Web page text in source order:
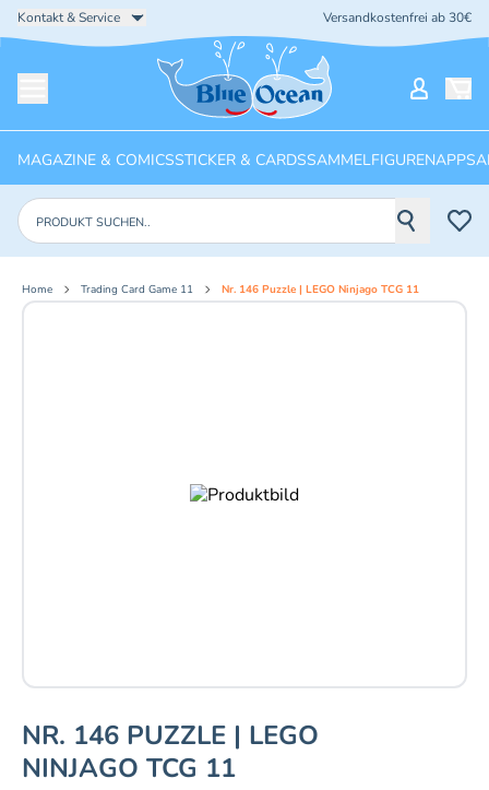
Kontakt & Service Versandkostenfrei ab 30€
Startseite
MAGAZINE & COMICSSTICKER & CARDSSAMMELFIGURENAPPS
Produkte suchen
Home Trading Card Game 11 Nr. 146 Puzzle | LEGO Ninjago TCG 11
NR. 146 PUZZLE | LEGO
NINJAGO TCG 11